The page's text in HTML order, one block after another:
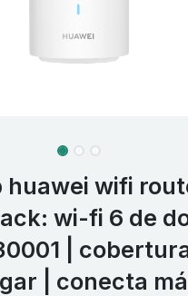
huawei wifi
wi-fi 6 de
|
| conecta